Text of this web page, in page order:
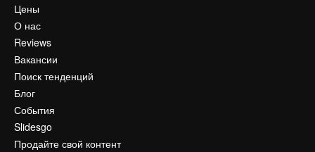
Цены
О нас
Reviews
Вакансии
Поиск тенденций
Блог
События
Slidesgo
Продайте свой контент